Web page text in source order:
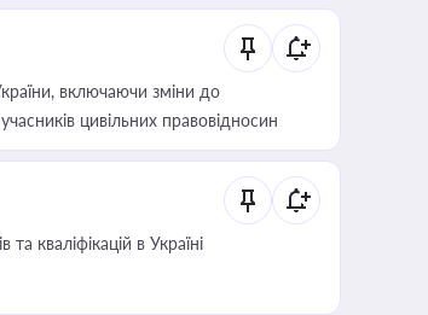
включаючи зміни до
цивільних правовідносин
кваліфікацій в Україні